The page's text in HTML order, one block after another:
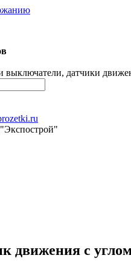
выключатели, датчики
движения с